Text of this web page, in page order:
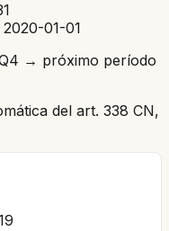
2020-01-01
→ próximo período
del art. 338 CN,